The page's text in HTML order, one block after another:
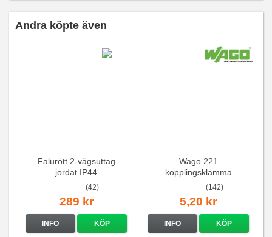
Andra köpte även
Falurött 2-vägsuttag
jordat IP44
(42)
289 kr
INFO KÖP
Wago 221
kopplingsklämma
(142)
5,20 kr
INFO KÖP